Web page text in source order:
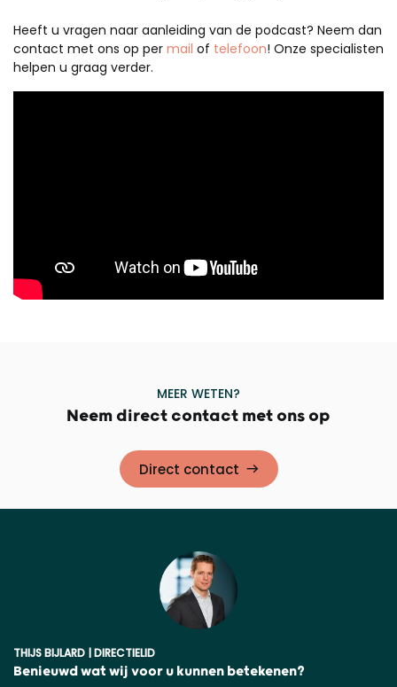
Heeft u vragen naar aanleiding van de podcast? Neem dan
contact met ons op per mail of telefoon! Onze specialisten
helpen u graag verder.
MEER WETEN?
Neem direct contact met ons op
Direct contact
THIJS BIJLARD | DIRECTIELID
Benieuwd wat wij voor u kunnen betekenen?